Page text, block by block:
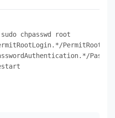
chpasswd root